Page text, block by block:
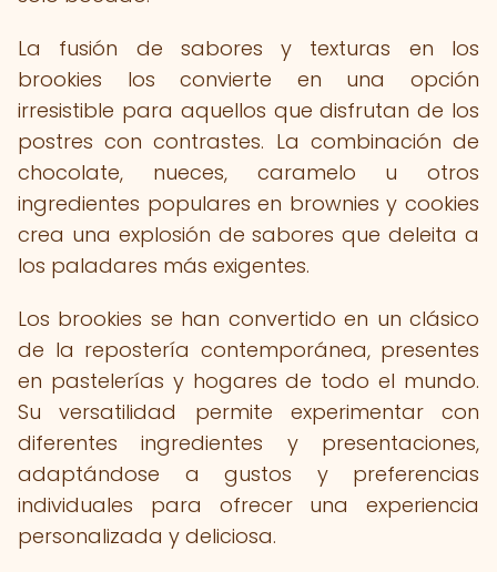
La fusión de sabores y texturas en los
brookies los convierte en una opción
irresistible para aquellos que disfrutan de los
postres con contrastes. La combinación de
chocolate, nueces, caramelo u otros
ingredientes populares en brownies y cookies
crea una explosión de sabores que deleita a
los paladares más exigentes.
Los brookies se han convertido en un clásico
de la repostería contemporánea, presentes
en pastelerías y hogares de todo el mundo.
Su versatilidad permite experimentar con
diferentes ingredientes y presentaciones,
adaptándose a gustos y preferencias
individuales para ofrecer una experiencia
personalizada y deliciosa.